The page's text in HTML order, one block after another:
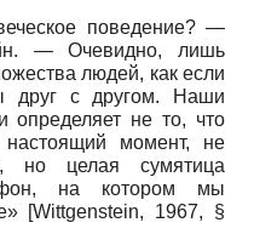
поведение? —
— Очевидно, лишь
людей, как если
друг с другом. Наши
определяет не то, что
момент, не
но целая сумятица
фон, на котором мы
[Wittgenstein, 1967, §